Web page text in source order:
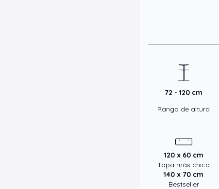
72 - 120 cm
Rango de altura
120 x 60 cm
Tapa más chica
140 x 70 cm
Bestseller